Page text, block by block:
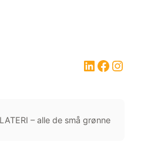
LinkedIn Facebook Instagram
– alle de små grønne